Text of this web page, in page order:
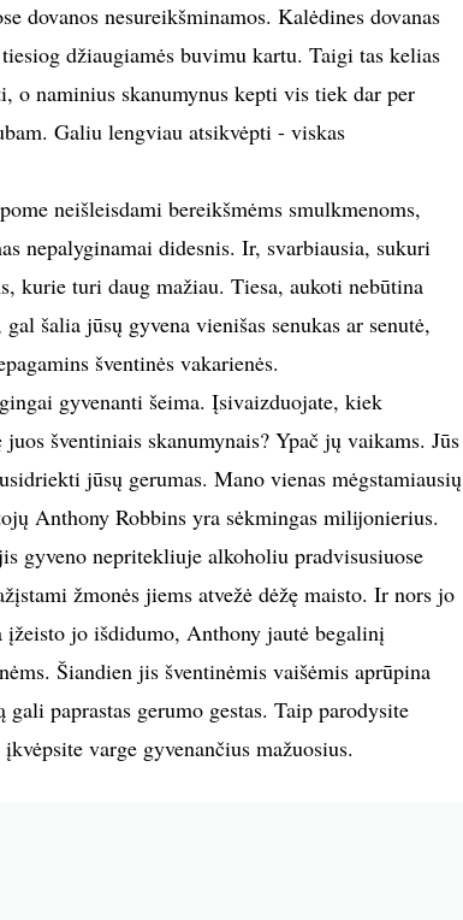
dovanos nesureikšminamos. Kalėdines dovanas
džiaugiamės buvimu kartu. Taigi tas kelias
o naminius skanumynus kepti vis tiek dar per
Galiu lengviau atsikvėpti - viskas
neišleisdami bereikšmėms smulkmenoms,
nepalyginamai didesnis. Ir, svarbiausia, sukuri
kurie turi daug mažiau. Tiesa, aukoti nebūtina
šalia jūsų gyvena vienišas senukas ar senutė,
šventinės vakarienės.
gyvenanti šeima. Įsivaizduojate, kiek
šventiniais skanumynais? Ypač jų vaikams. Jūs
jūsų gerumas. Mano vienas mėgstamiausių
Anthony Robbins yra sėkmingas milijonierius.
gyveno nepritekliuje alkoholiu pradvisusiuose
žmonės jiems atvežė dėžę maisto. Ir nors jo
įžeisto jo išdidumo, Anthony jautė begalinį
Šiandien jis šventinėmis vaišėmis aprūpina
paprastas gerumo gestas. Taip parodysite
varge gyvenančius mažuosius.